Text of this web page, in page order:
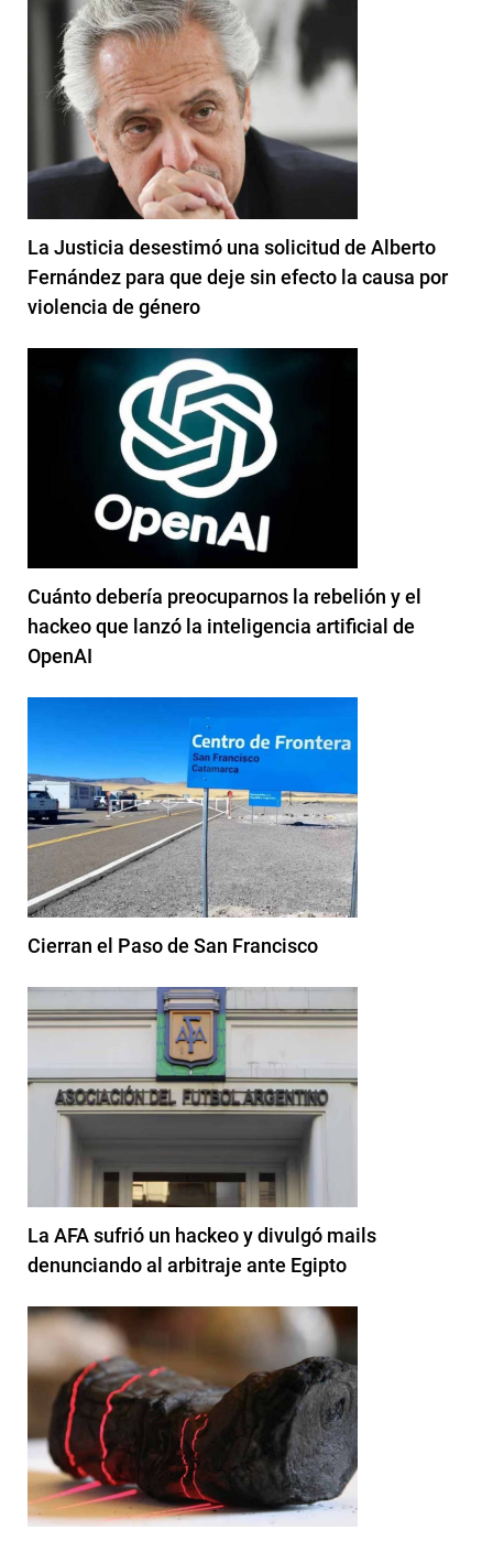
La Justicia desestimó una solicitud de Alberto
Fernández para que deje sin efecto la causa por
violencia de género
Cuánto debería preocuparnos la rebelión y el
hackeo que lanzó la inteligencia artificial de
OpenAI
Cierran el Paso de San Francisco
La AFA sufrió un hackeo y divulgó mails
denunciando al arbitraje ante Egipto